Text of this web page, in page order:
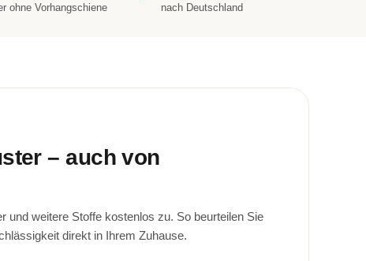
ohne Vorhangschiene
nach Deutschland
– auch von
und weitere Stoffe kostenlos zu. So beurteilen Sie
direkt in Ihrem Zuhause.